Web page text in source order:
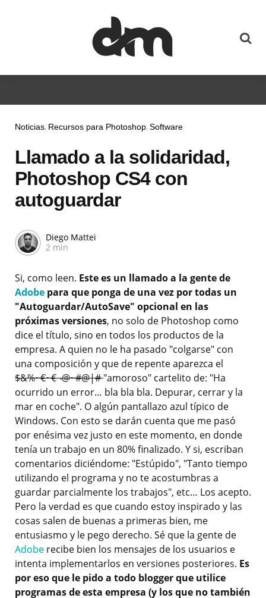
Noticias Recursos para Photoshop Software
Llamado a la solidaridad,
Photoshop CS4 con
autoguardar
Diego Mattei
2 min
Si, como leen. Este es un llamado a la gente de
Adobe para que ponga de una vez por todas un
"Autoguardar/AutoSave" opcional en las
próximas versiones, no solo de Photoshop como
dice el título, sino en todos los productos de la
empresa. A quien no le ha pasado "colgarse" con
una composición y que de repente aparezca el
$&%~€~€¬@~#@|#"amoroso" cartelito de: "Ha
ocurrido un error… bla bla bla. Depurar, cerrar y la
mar en coche". O algún pantallazo azul típico de
Windows. Con esto se darán cuenta que me pasó
por enésima vez justo en este momento, en donde
tenía un trabajo en un 80% finalizado. Y si, escriban
comentarios diciéndome: "Estúpido", "Tanto tiempo
utilizando el programa y no te acostumbras a
guardar parcialmente los trabajos", etc… Los acepto.
Pero la verdad es que cuando estoy inspirado y las
cosas salen de buenas a primeras bien, me
entusiasmo y le pego derecho. Sé que la gente de
Adobe recibe bien los mensajes de los usuarios e
intenta implementarlos en versiones posteriores. Es
por eso que le pido a todo blogger que utilice
programas de esta empresa (y los que no también